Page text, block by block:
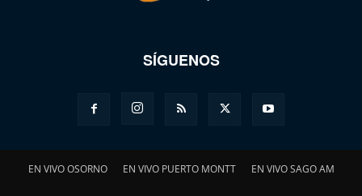
SÍGUENOS
EN VIVO OSORNO EN VIVO PUERTO MONTT EN VIVO SAGO AM